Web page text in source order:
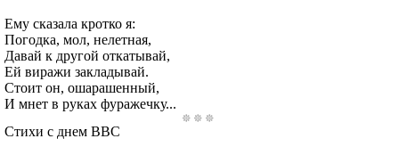
Ему сказала кротко я:
Погодка, мол, нелетная,
Давай к другой откатывай,
Ей виражи закладывай.
Стоит он, ошарашенный,
И мнет в руках фуражечку...
Стихи с днем ВВС